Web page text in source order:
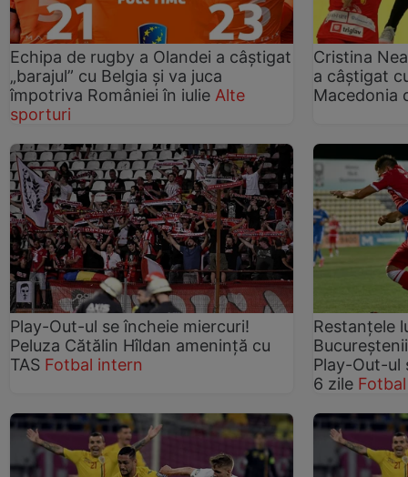
Echipa de rugby a Olandei a câștigat
„barajul” cu Belgia și va juca
împotriva României în iulie Alte
sporturi
Cristina
a câștigat
Macedonia
Play-Out-ul se încheie miercuri!
Peluza Cătălin Hîldan amenință cu
TAS Fotbal intern
Restanțele
Play-Out-ul
6 zile